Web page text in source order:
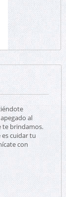
al
te brindamos.
cuidar tu
con